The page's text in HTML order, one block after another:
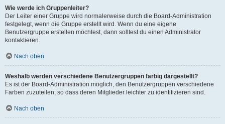
Wie werde ich Gruppenleiter?
Der Leiter einer Gruppe wird normalerweise durch die Board-Administration
festgelegt, wenn die Gruppe erstellt wird. Wenn du eine eigene
Benutzergruppe erstellen möchtest, dann solltest du einen Administrator
kontaktieren.
Nach oben
Weshalb werden verschiedene Benutzergruppen farbig dargestellt?
Es ist der Board-Administration möglich, den Benutzergruppen verschiedene
Farben zuzuteilen, so dass deren Mitglieder leichter zu identifizieren sind.
Nach oben